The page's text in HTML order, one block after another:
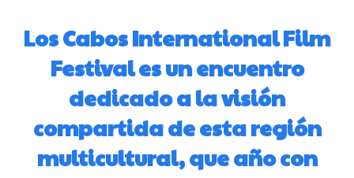
Los Cabos International Film
Festival es un encuentro
dedicado a la visión
compartida de esta región
multicultural, que año con